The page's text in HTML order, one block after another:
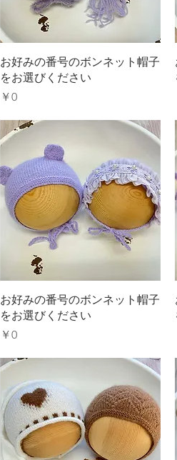
クイックビュー
お好みの番号のボンネット帽子
をお選びください
価格
￥0
クイックビュー
お好みの番号のボンネット帽子
をお選びください
価格
￥0